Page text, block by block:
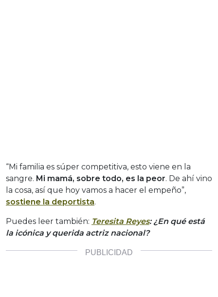
“Mi familia es súper competitiva, esto viene en la
sangre. Mi mamá, sobre todo, es la peor. De ahí vino
la cosa, así que hoy vamos a hacer el empeño”,
sostiene la deportista.
Puedes leer también: Teresita Reyes: ¿En qué está
la icónica y querida actriz nacional?